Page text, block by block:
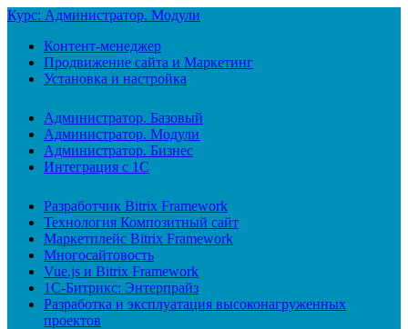
Курс: Администратор. Модули
Контент-менеджер
Продвижение сайта и Маркетинг
Установка и настройка
Администратор. Базовый
Администратор. Модули
Администратор. Бизнес
Интеграция с 1С
Разработчик Bitrix Framework
Технология Композитный сайт
Маркетплейс Bitrix Framework
Многосайтовость
Vue.js и Bitrix Framework
1С-Битрикс: Энтерпрайз
Разработка и эксплуатация высоконагруженных
проектов